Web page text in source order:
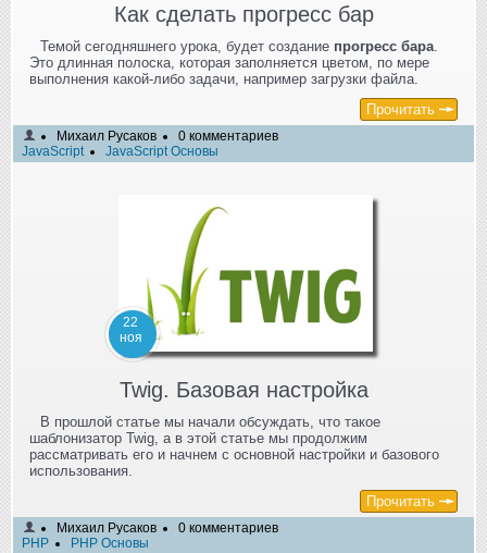
Как сделать прогресс бар
Темой сегодняшнего урока, будет создание прогресс бара
Это длинная полоска, которая заполняется цветом, по мере
выполнения какой-либо задачи, например загрузки файла.
Прочитать
Михаил Русаков
0 комментариев
JavaScript
JavaScript Основы
22
ноя
Twig. Базовая настройка
В прошлой статье мы начали обсуждать, что такое
шаблонизатор Twig, а в этой статье мы продолжим
рассматривать его и начнем с основной настройки и базового
использования.
Прочитать
Михаил Русаков
0 комментариев
PHP
PHP Основы